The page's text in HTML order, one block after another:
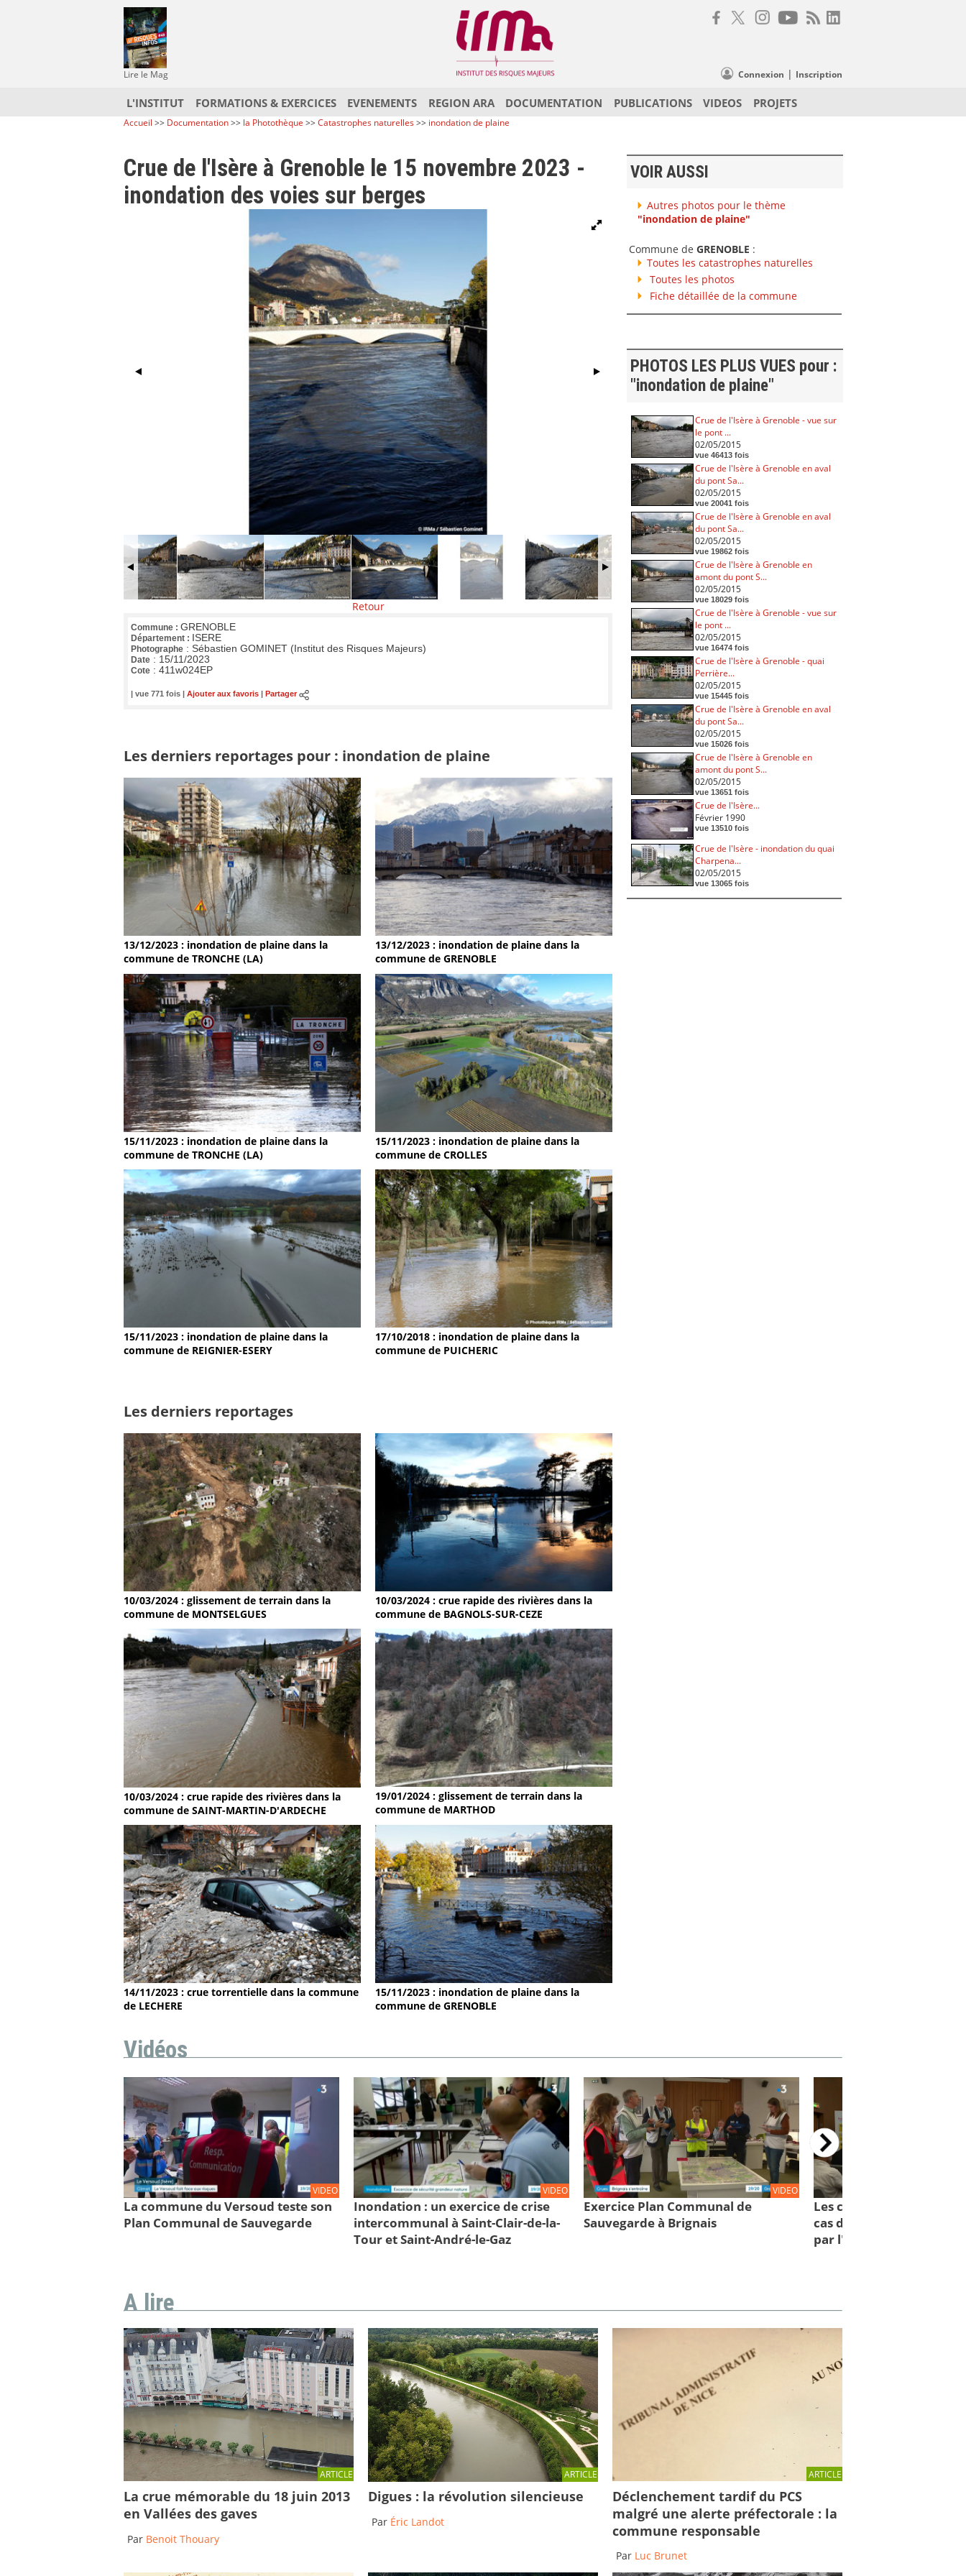
Lire le Mag Connexion | Inscription
L'INSTITUT FORMATIONS & EXERCICES EVENEMENTS REGION ARA DOCUMENTATION PUBLICATIONS VIDEOS PROJETS
Accueil >> Documentation>> la Photothèque >>Catastrophes naturelles>> inondation de plaine
Crue de l'Isère à Grenoble le 15 novembre 2023 -
inondation des voies sur berges
Retour
Commune : GRENOBLE
Département : ISERE
Photographe : Sébastien GOMINET (Institut des Risques Majeurs)
Date : 15/11/2023
Cote : 411w024EP
| vue 771 fois | Ajouter aux favoris Partager
Les derniers reportages pour : inondation de plaine
13/12/2023 : inondation de plaine dans la
commune de TRONCHE (LA)
13/12/2023 : inondation de plaine dans la
commune de GRENOBLE
15/11/2023 : inondation de plaine dans la
commune de TRONCHE (LA)
15/11/2023 : inondation de plaine dans la
commune de CROLLES
15/11/2023 : inondation de plaine dans la
commune de REIGNIER-ESERY
17/10/2018 : inondation de plaine dans la
commune de PUICHERIC
Les derniers reportages
10/03/2024 : glissement de terrain dans la
commune de MONTSELGUES
10/03/2024 : crue rapide des rivières dans la
commune de BAGNOLS-SUR-CEZE
10/03/2024 : crue rapide des rivières dans la
commune de SAINT-MARTIN-D'ARDECHE
19/01/2024 : glissement de terrain dans la
commune de MARTHOD
14/11/2023 : crue torrentielle dans la commune
de LECHERE
15/11/2023 : inondation de plaine dans la
commune de GRENOBLE
VOIR AUSSI
Autres photos pour le thème
"inondation de plaine"
Commune de GRENOBLE :
Toutes les catastrophes naturelles
Toutes les photos
Fiche détaillée de la commune
PHOTOS LES PLUS VUES pour :
"inondation de plaine"
Crue de l'Isère à Grenoble - vue sur
le pont ...
02/05/2015
vue 46413 fois
Crue de l'Isère à Grenoble en aval
du pont Sa...
02/05/2015
vue 20041 fois
Crue de l'Isère à Grenoble en aval
du pont Sa...
02/05/2015
vue 19862 fois
Crue de l'Isère à Grenoble en
amont du pont S...
02/05/2015
vue 18029 fois
Crue de l'Isère à Grenoble - vue sur
le pont ...
02/05/2015
vue 16474 fois
Crue de l'Isère à Grenoble - quai
Perrière...
02/05/2015
vue 15445 fois
Crue de l'Isère à Grenoble en aval
du pont Sa...
02/05/2015
vue 15026 fois
Crue de l'Isère à Grenoble en
amont du pont S...
02/05/2015
vue 13651 fois
Crue de l'Isère...
Février 1990
vue 13510 fois
Crue de l'Isère - inondation du quai
Charpena...
02/05/2015
vue 13065 fois
Vidéos
VIDEO
La commune du Versoud teste son
Plan Communal de Sauvegarde
VIDEO
Inondation : un exercice de crise
intercommunal à Saint-Clair-de-la-
Tour et Saint-André-le-Gaz
VIDEO
Exercice Plan Communal de
Sauvegarde à Brignais
Les comportements à
cas d'inondations : des
par l'IRMa et la mission
A lire
ARTICLE
La crue mémorable du 18 juin 2013
en Vallées des gaves
Par Benoit Thouary
ARTICLE
Digues : la révolution silencieuse
Par Éric Landot
ARTICLE
Déclenchement tardif du PCS
malgré une alerte préfectorale : la
commune responsable
Par Luc Brunet